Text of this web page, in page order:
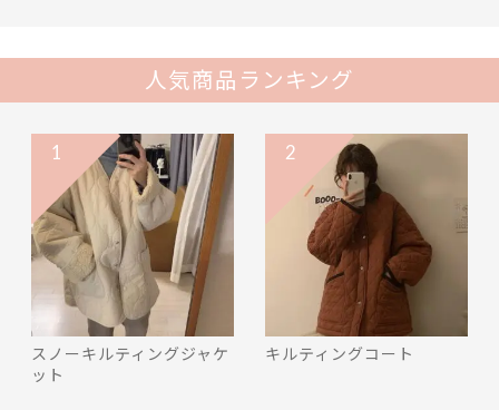
人気商品ランキング
スノーキルティングジャケ
ット
1
キルティングコート
2